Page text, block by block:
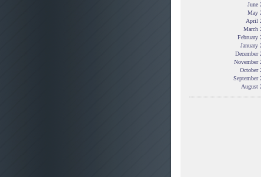
June
May
April
March
February
January
December
November
October
September
August